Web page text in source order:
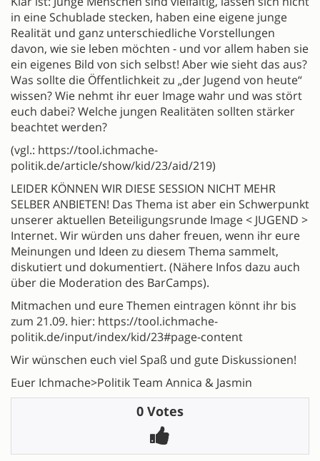
in eine Schublade stecken, haben eine eigene junge
Realität und ganz unterschiedliche Vorstellungen
davon, wie sie leben möchten - und vor allem haben sie
ein eigenes Bild von sich selbst! Aber wie sieht das aus?
Was sollte die Öffentlichkeit zu „der Jugend von heute“
wissen? Wie nehmt ihr euer Image wahr und was stört
euch dabei? Welche jungen Realitäten sollten stärker
beachtet werden?
(vgl.: https://tool.ichmache-
politik.de/article/show/kid/23/aid/219)
LEIDER KÖNNEN WIR DIESE SESSION NICHT MEHR
SELBER ANBIETEN! Das Thema ist aber ein Schwerpunkt
unserer aktuellen Beteiligungsrunde Image < JUGEND >
Internet. Wir würden uns daher freuen, wenn ihr eure
Meinungen und Ideen zu diesem Thema sammelt,
diskutiert und dokumentiert. (Nähere Infos dazu auch
über die Moderation des BarCamps).
Mitmachen und eure Themen eintragen könnt ihr bis
zum 21.09. hier: https://tool.ichmache-
politik.de/input/index/kid/23#page-content
Wir wünschen euch viel Spaß und gute Diskussionen!
Euer Ichmache>Politik Team Annica & Jasmin
0 Votes